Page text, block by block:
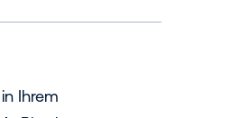
Ihrem